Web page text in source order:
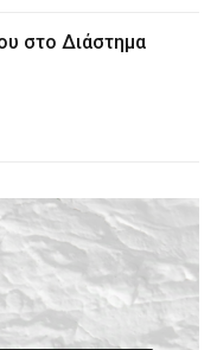
στο Διάστημα